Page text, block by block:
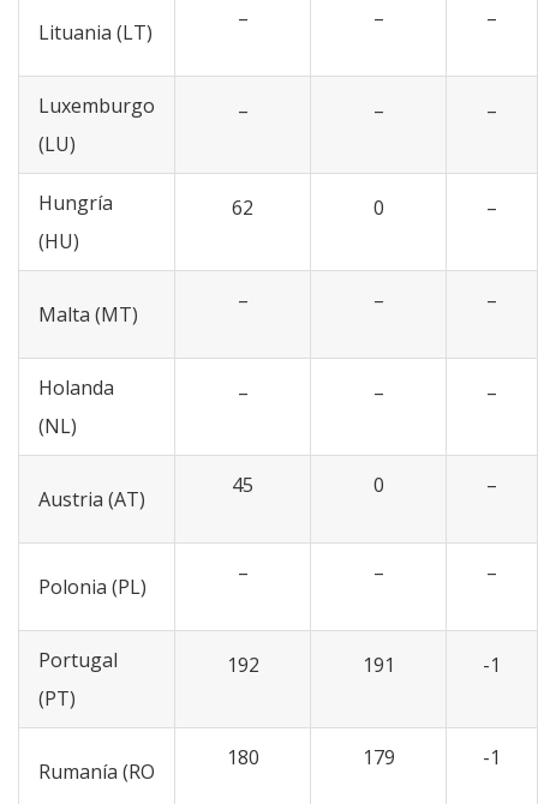
Lituania (LT)
– – –
Luxemburgo
(LU)
– – –
Hungría
(HU)
62 0 –
Malta (MT)
– – –
Holanda
(NL)
– – –
Austria (AT)
45 0 –
Polonia (PL)
– – –
Portugal
(PT)
192 191 -1
Rumanía (RO
180 179 -1